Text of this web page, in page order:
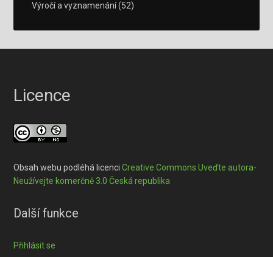
Výročí a vyznamenání(52)
Licence
Obsah webu podléhá licenciCreative Commons Uveďte autora-
Neužívejte komerčně 3.0 Česká republika
Další funkce
Přihlásit se